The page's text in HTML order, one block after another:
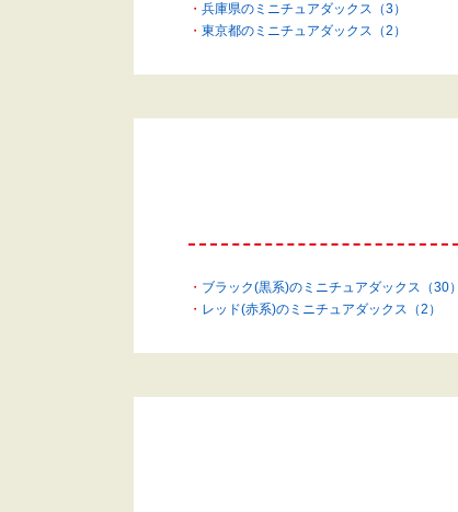
兵庫県のミニチュアダックス（3）
東京都のミニチュアダックス（2）
ブラック(黒系)のミニチュアダックス（30）
レッド(赤系)のミニチュアダックス（2）